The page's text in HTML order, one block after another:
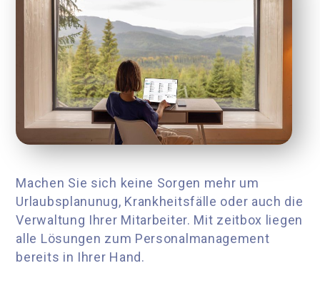
Machen Sie sich keine Sorgen mehr um
Urlaubsplanunug, Krankheitsfälle oder auch die
Verwaltung Ihrer Mitarbeiter. Mit zeitbox liegen
alle Lösungen zum Personalmanagement
bereits in Ihrer Hand.